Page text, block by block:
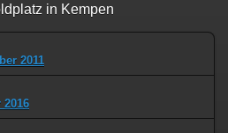
in Kempen
2011
2016